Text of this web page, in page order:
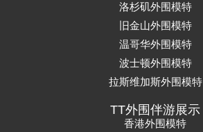
洛杉矶外围模特
旧金山外围模特
温哥华外围模特
波士顿外围模特
拉斯维加斯外围模特
TT外围伴游展示
香港外围模特